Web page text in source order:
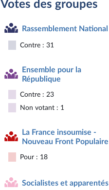
Votes des groupes
Rassemblement National
Contre : 31
Ensemble pour la
République
Contre : 23
Non votant : 1
La France insoumise -
Nouveau Front Populaire
Pour : 18
Socialistes et apparentés